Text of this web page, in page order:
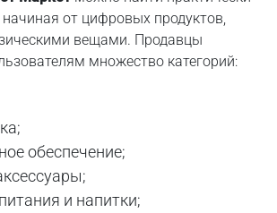
от цифровых продуктов,
вещами. Продавцы
множество категорий:
обеспечение;
и напитки;